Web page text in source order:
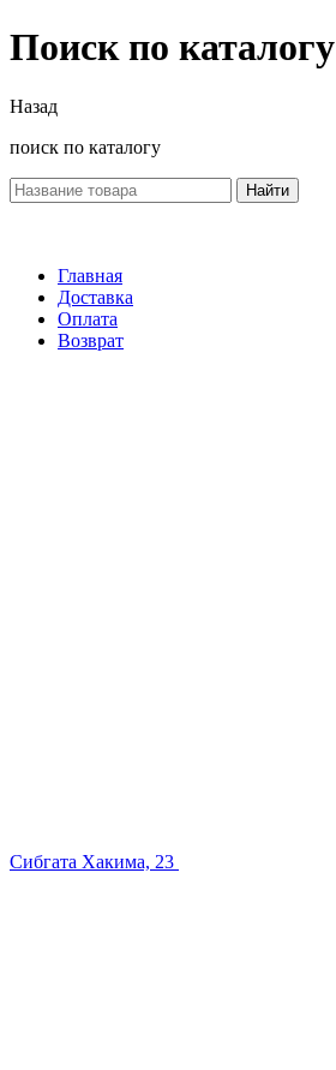
Поиск по каталогу
Назад
поиск по каталогу
Найти
Главная
Доставка
Оплата
Возврат
Сибгата Хакима, 23